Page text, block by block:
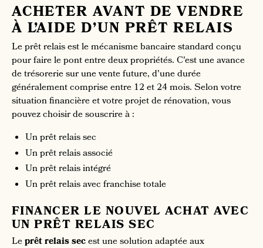
ACHETER AVANT DE VENDRE
À L’AIDE D’UN PRÊT RELAIS
Le prêt relais est le mécanisme bancaire standard conçu
pour faire le pont entre deux propriétés. C'est une avance
de trésorerie sur une vente future, d'une durée
généralement comprise entre 12 et 24 mois. Selon votre
situation financière et votre projet de rénovation, vous
pouvez choisir de souscrire à :
Un prêt relais sec
Un prêt relais associé
Un prêt relais intégré
Un prêt relais avec franchise totale
FINANCER LE NOUVEL ACHAT AVEC
UN PRÊT RELAIS SEC
Leprêt relais secest une solution adaptée aux